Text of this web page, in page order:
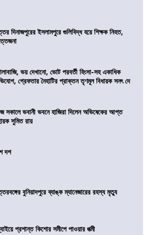
দিনাজপুরের ইসলামপুরে গুলিবিদ্ধ হয়ে শিক্ষক নিহত,
ভয় দেখানো, ভোট পরবর্তী হিংসা-সহ একাধিক
গ্রেফতার নৈহাটির প্রাক্তন তৃণমূল বিধায়ক সনৎ দে
সকালে ভবানী ভবনে হাজিরা দিলেন অভিষেকের আপ্ত
সুমিত রায়
দশ
বুনিয়াদপুরে ব্যাঙ্ক ম্যানেজারের রহস্য মৃত্যু
প্রশান্ত কিশোর সমীপে পাওয়ার পত্মী